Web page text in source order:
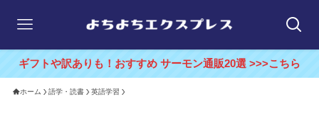
ギフトや訳ありも！おすすめ サーモン通販20選 >>>こちら
ホーム 語学・読書 英語学習